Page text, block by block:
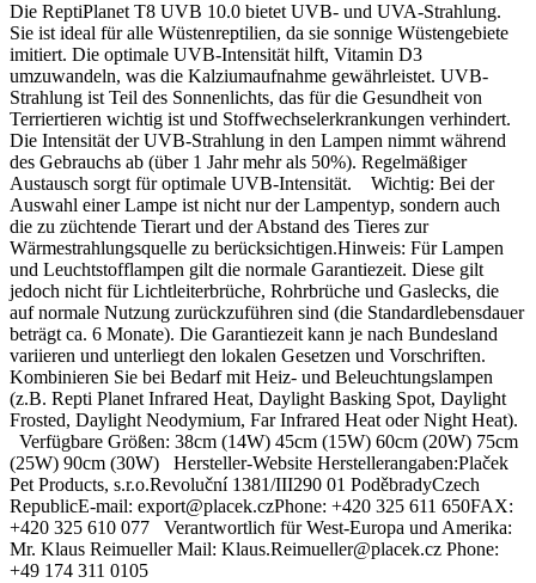
Die ReptiPlanet T8 UVB 10.0 bietet UVB- und UVA-Strahlung.
Sie ist ideal für alle Wüstenreptilien, da sie sonnige Wüstengebiete
imitiert. Die optimale UVB-Intensität hilft, Vitamin D3
umzuwandeln, was die Kalziumaufnahme gewährleistet. UVB-
Strahlung ist Teil des Sonnenlichts, das für die Gesundheit von
Terriertieren wichtig ist und Stoffwechselerkrankungen verhindert.
Die Intensität der UVB-Strahlung in den Lampen nimmt während
des Gebrauchs ab (über 1 Jahr mehr als 50%). Regelmäßiger
Austausch sorgt für optimale UVB-Intensität. Wichtig: Bei der
Auswahl einer Lampe ist nicht nur der Lampentyp, sondern auch
die zu züchtende Tierart und der Abstand des Tieres zur
Wärmestrahlungsquelle zu berücksichtigen.Hinweis: Für Lampen
und Leuchtstofflampen gilt die normale Garantiezeit. Diese gilt
jedoch nicht für Lichtleiterbrüche, Rohrbrüche und Gaslecks, die
auf normale Nutzung zurückzuführen sind (die Standardlebensdauer
beträgt ca. 6 Monate). Die Garantiezeit kann je nach Bundesland
variieren und unterliegt den lokalen Gesetzen und Vorschriften.
Kombinieren Sie bei Bedarf mit Heiz- und Beleuchtungslampen
(z.B. Repti Planet Infrared Heat, Daylight Basking Spot, Daylight
Frosted, Daylight Neodymium, Far Infrared Heat oder Night Heat).
Verfügbare Größen: 38cm (14W) 45cm (15W) 60cm (20W) 75cm
(25W) 90cm (30W) Hersteller-Website Herstellerangaben:Plaček
Pet Products, s.r.o.Revoluční 1381/III290 01 PoděbradyCzech
RepublicE-mail: export@placek.czPhone: +420 325 611 650FAX:
+420 325 610 077 Verantwortlich für West-Europa und Amerika:
Mr. Klaus Reimueller Mail: Klaus.Reimueller@placek.cz Phone:
+49 174 311 0105